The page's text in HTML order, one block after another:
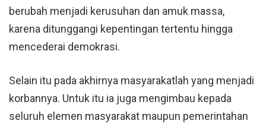
berubah menjadi kerusuhan dan amuk massa,
karena ditunggangi kepentingan tertentu hingga
mencederai demokrasi.
Selain itu pada akhirnya masyarakatlah yang menjadi
korbannya. Untuk itu ia juga mengimbau kepada
seluruh elemen masyarakat maupun pemerintahan